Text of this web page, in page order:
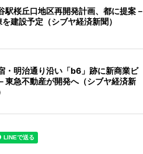
駅桜丘口地区再開発計画、都に提案－
建設予定（シブヤ経済新聞）
・明治通り沿い「b6」跡に新商業ビ
東急不動産が開発へ（シブヤ経済新